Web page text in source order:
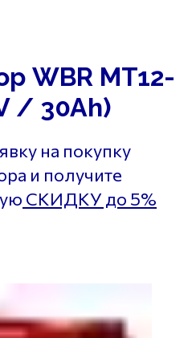
WBR MT12-
/ 30Ah)
на покупку
и получите
СКИДКУ до 5%